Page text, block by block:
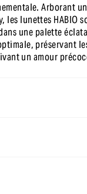
Arborant
lunettes HABIO
une palette
préservant
un amour